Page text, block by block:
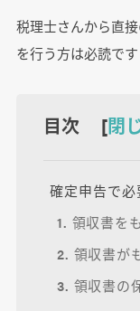
税理士さんから直
を行う方は必読です
目次 [閉
確定申告で
1. 領収書を
2. 領収書が
3. 領収書の